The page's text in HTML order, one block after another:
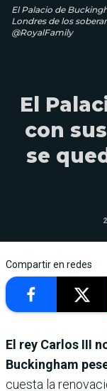
El Palacio de
Londres de los
@RoyalFamily
El
con
se
Compartir en redes
El rey Carlos III
Buckingham
cuesta la